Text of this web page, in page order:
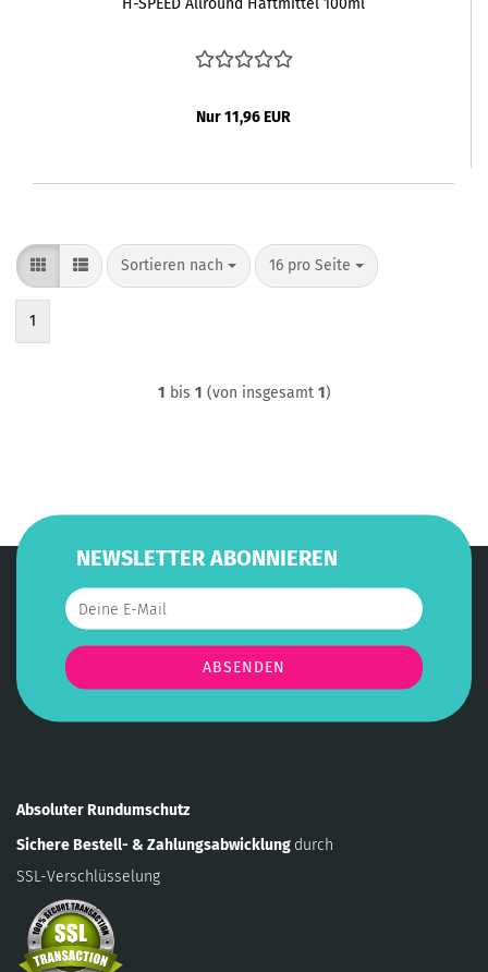
H-SPEED Allround Haftmittel 100ml
Nur 11,96 EUR
Sortieren nach
Sortieren nach 16 pro Seite
pro Seite
1
1 bis 1 (von insgesamt 1)
NEWSLETTER ABONNIEREN
Absoluter Rundumschutz
Sichere Bestell- & Zahlungsabwicklung durch
SSL-Verschlüsselung